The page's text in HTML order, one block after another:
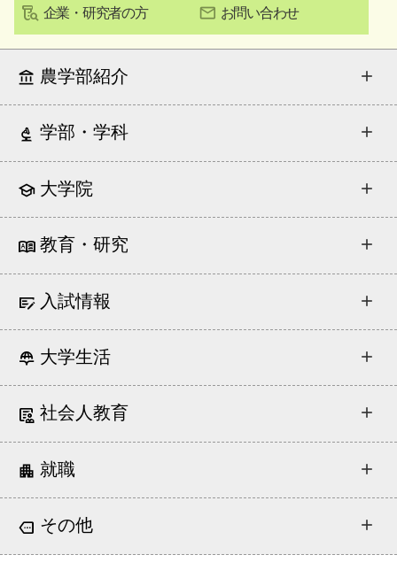
企業・研究者の方 お問い合わせ
農学部紹介
学部・学科
大学院
教育・研究
入試情報
大学生活
社会人教育
就職
その他